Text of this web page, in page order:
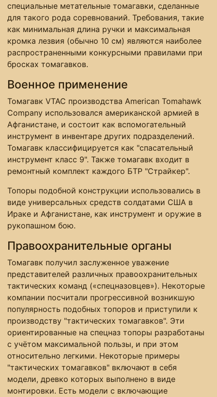
специальные метательные томагавки, сделанные
для такого рода соревнований. Требования, такие
как минимальная длина ручки и максимальная
кромка лезвия (обычно 10 см) являются наиболее
распространенными конкурсными правилами при
бросках томагавков.
Военное применение
Томагавк VTAC производства American Tomahawk
Company использовался американской армией в
Афганистане, и состоит как вспомогательный
инструмент в инвентаре других подразделений.
Томагавк классифицируется как "спасательный
инструмент класс 9". Также томагавк входит в
ремонтный комплект каждого БТР "Страйкер".
Топоры подобной конструкции использовались в
виде универсальных средств солдатами США в
Ираке и Афганистане, как инструмент и оружие в
рукопашном бою.
Правоохранительные органы
Томагавк получил заслуженное уважение
представителей различных правоохранительных
тактических команд («спецназовцев»). Некоторые
компании посчитали прогрессивной возникшую
популярность подобных топоров и приступили к
производству "тактических томагавков". Эти
ориентированные на спецназ топоры разработаны
с учётом максимальной пользы, и при этом
относительно легкими. Некоторые примеры
"тактических томагавков" включают в себя
модели, древко которых выполнено в виде
монтировки. Есть модели с включающие